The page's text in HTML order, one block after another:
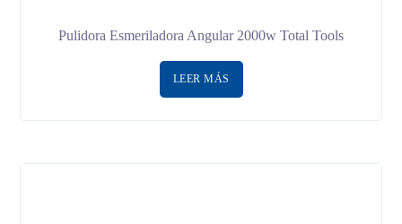
Pulidora Esmeriladora Angular 2000w Total Tools
LEER MÁS